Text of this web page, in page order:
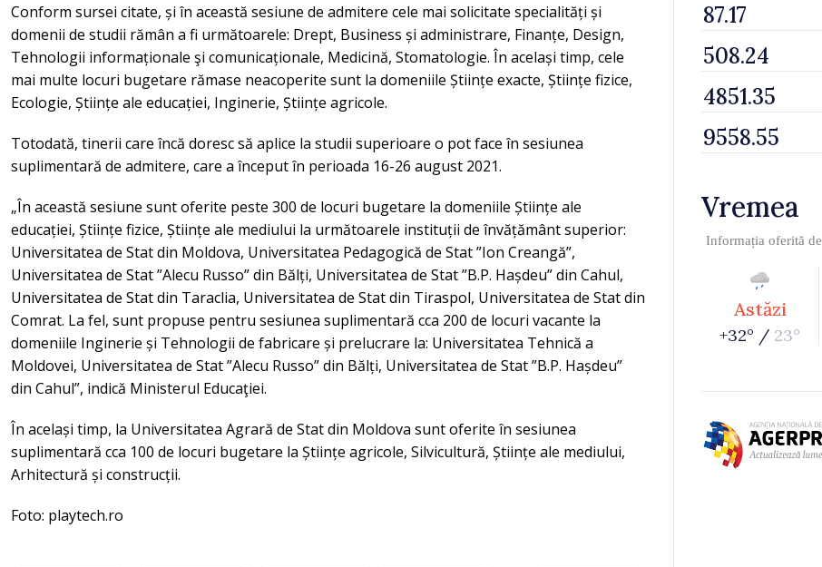
Conform sursei citate, și în această sesiune de admitere cele mai solicitate specialități și
domenii de studii rămân a fi următoarele: Drept, Business și administrare, Finanțe, Design,
Tehnologii informaționale şi comunicaționale, Medicină, Stomatologie. În același timp, cele
mai multe locuri bugetare rămase neacoperite sunt la domeniile Științe exacte, Științe fizice,
Ecologie, Științe ale educației, Inginerie, Științe agricole.
Totodată, tinerii care încă doresc să aplice la studii superioare o pot face în sesiunea
suplimentară de admitere, care a început în perioada 16-26 august 2021.
„În această sesiune sunt oferite peste 300 de locuri bugetare la domeniile Științe ale
educației, Științe fizice, Științe ale mediului la următoarele instituții de învățământ superior:
Universitatea de Stat din Moldova, Universitatea Pedagogică de Stat ”Ion Creangă”,
Universitatea de Stat ”Alecu Russo” din Bălți, Universitatea de Stat ”B.P. Hașdeu” din Cahul,
Universitatea de Stat din Taraclia, Universitatea de Stat din Tiraspol, Universitatea de Stat din
Comrat. La fel, sunt propuse pentru sesiunea suplimentară cca 200 de locuri vacante la
domeniile Inginerie și Tehnologii de fabricare și prelucrare la: Universitatea Tehnică a
Moldovei, Universitatea de Stat ”Alecu Russo” din Bălți, Universitatea de Stat ”B.P. Hașdeu”
din Cahul”, indică Ministerul Educaţiei.
În același timp, la Universitatea Agrară de Stat din Moldova sunt oferite în sesiunea
suplimentară cca 100 de locuri bugetare la Științe agricole, Silvicultură, Științe ale mediului,
Arhitectură și construcții.
Foto: playtech.ro
Vremea
Informația oferită de
Astăzi
+32° / 23°